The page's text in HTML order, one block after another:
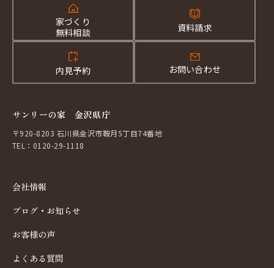
家づくり
無料相談
資料請求
内見予約 お問い合わせ
サンリーの家 金沢県庁
〒920-8203 石川県金沢市鞍月5丁目74番地
TEL：0120-29-1118
会社情報
ブログ・お知らせ
お客様の声
よくある質問